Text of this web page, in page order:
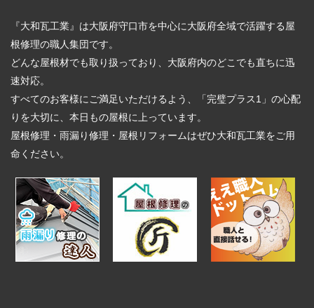
『大和瓦工業』は大阪府守口市を中心に大阪府全域で活躍する屋
根修理の職人集団です。
どんな屋根材でも取り扱っており、大阪府内のどこでも直ちに迅
速対応。
すべてのお客様にご満足いただけるよう、「完璧プラス1」の心配
りを大切に、本日もの屋根に上っています。
屋根修理・雨漏り修理・屋根リフォームはぜひ大和瓦工業をご用
命ください。